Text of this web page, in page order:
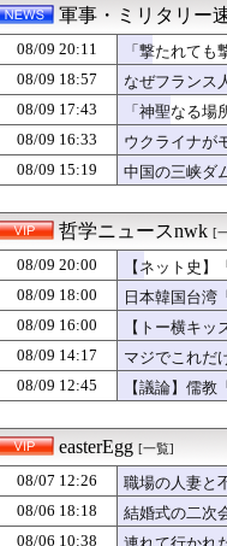
【動画】 役満ボディ・岡田
【画像】Hカップグラドル
ナイトガンダム物語←ナイ
【悲報】ソニーAAA『マー
畑に2層DVD-RW吊るさない
中村敬斗の移籍はまたして
ラーメン屋「まずはそのま
本来悪い意味じゃないのに
【画像】アイドル衣装を身
親戚のじいさんからギター
人生初の配信ライブ購入し
【画像】日向5期のフトモ
淡「あｯ…痛ｯ！！」 部員A
【ミリシタ】#野球の日⚾
【愛知】サーフィン中に
【ネット史】「鏡の中のア
納豆「俺の栄養がおかしい
謎の勢力「AI発展したらお
北アルプス槍ヶ岳の北鎌尾
いまだに続いていると聞い
【モバマス】橘ありす「文
海外「ピスタチオと一緒に
韓国人「サムスン電子が
軍事・ミリタリー
08/09 20:11
「撃たれて
08/09 18:57
なぜフランス
08/09 17:43
「神聖なる
08/09 16:33
ウクライナが
08/09 15:19
中国の三峡ダ
哲学ニュースnwk [
08/09 20:00
【ネット史
08/09 18:00
日本韓国台
08/09 16:00
【トー横キ
しようとする
08/09 14:17
マジでこれだ
08/09 12:45
【議論】儒
easterEgg [一覧]
08/07 12:26
職場の人妻と
08/06 18:18
結婚式の二次
08/06 10:38